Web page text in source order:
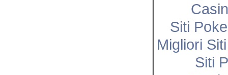
Siti
Migliori
Siti